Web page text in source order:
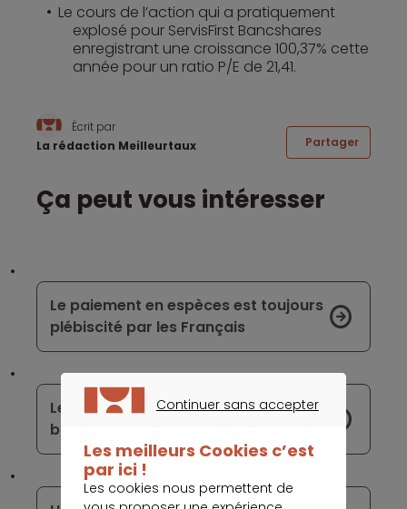
Le cours de l’action qui a pratiquement
explosé pour ServisFirst Bancshares
enregistrant une croissance 100,37% cette
année pour un ratio P/E de 21,41.
Écrit par
La rédaction Meilleurtaux
Partager
Ça peut vous intéresser
Le paiement en espèces est toujours
plébiscité par les Français
Le changement de graphisme des
billets en euros en projet
Continuer sans accepter
Les meilleurs Cookies c’est
par ici !
Les cookies nous permettent de